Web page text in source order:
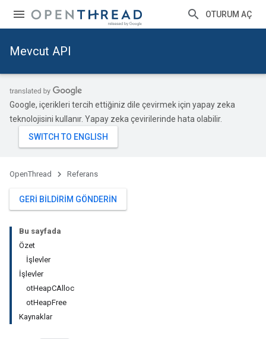
OTURUM AÇ
Mevcut API
Google, içerikleri tercih ettiğiniz dile çevirmek için yapay zeka
teknolojisini kullanır. Yapay zeka çevirilerinde hata olabilir.
OpenThread Referans
GERI BILDIRIM GÖNDERIN
Bu sayfada
Özet
İşlevler
İşlevler
otHeapCAlloc
otHeapFree
Kaynaklar